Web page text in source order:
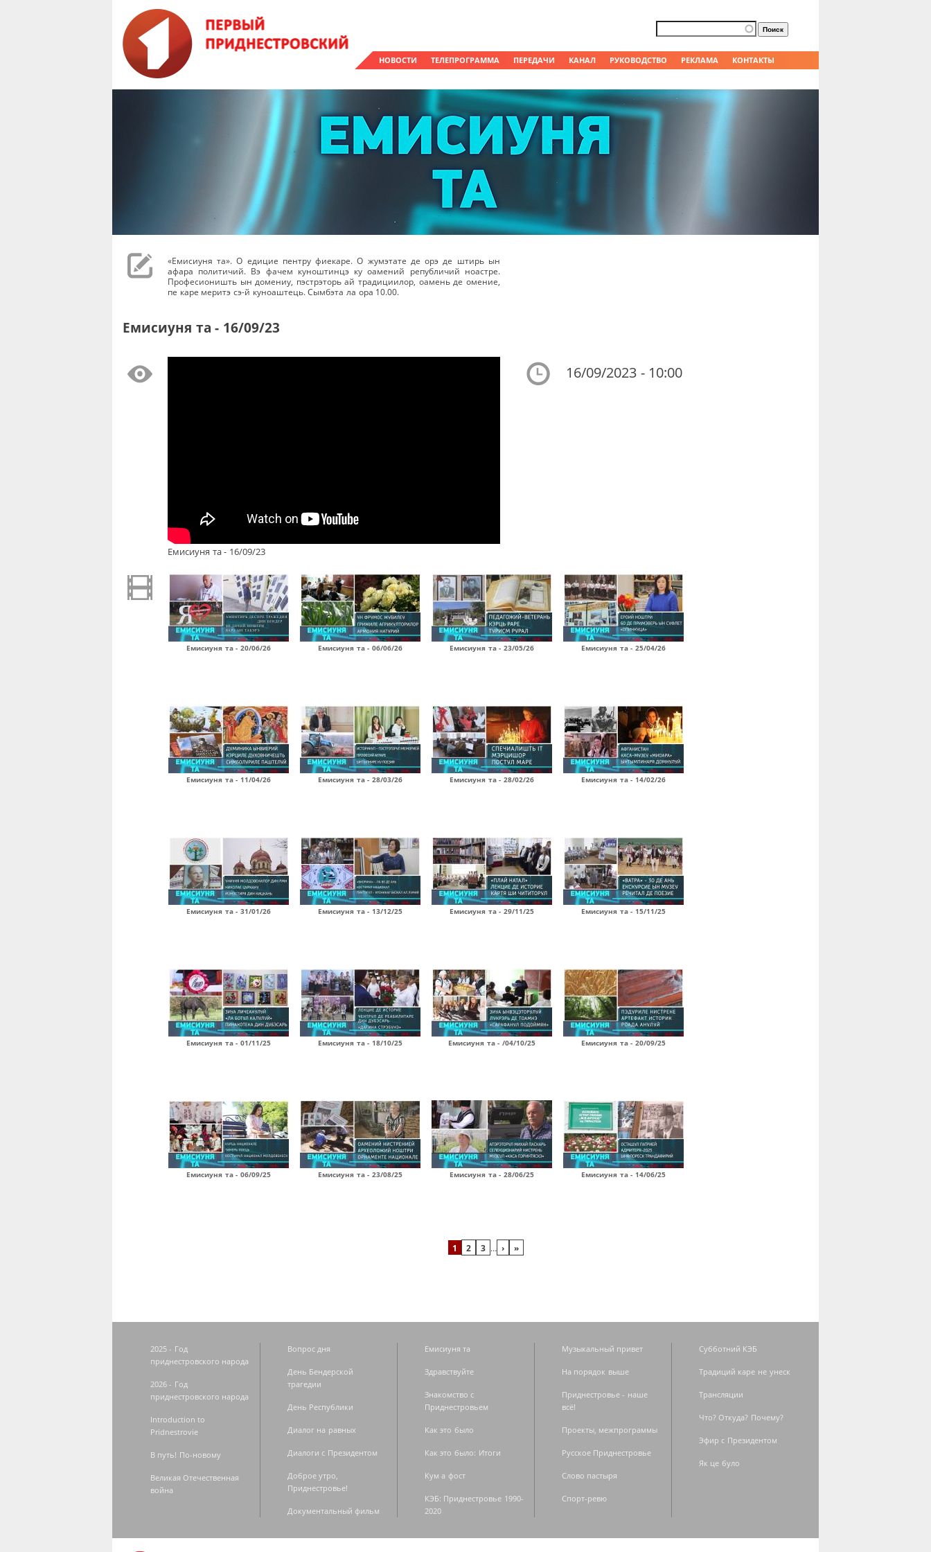
НОВОСТИ ТЕЛЕПРОГРАММА ПЕРЕДАЧИ КАНАЛ РУКОВОДСТВО РЕКЛАМА КОНТАКТЫ
Форма поиска
Поиск
«Емисиуня та». О едицие пентру фиекаре. О жумэтате де орэ де штирь ын
афара политичий. Вэ фачем куноштинцэ ку оамений републичий ноастре.
Професионишть ын домениу, пэстрэторь ай традициилор, оамень де омение,
пе каре меритэ сэ-й куноаштець. Сымбэта ла ора 10.00.
Емисиуня та - 16/09/23
Емисиуня та - 16/09/23
16/09/2023 - 10:00
Емисиуня та - 20/06/26 Емисиуня та - 06/06/26 Емисиуня та - 23/05/26 Емисиуня та - 25/04/26
Емисиуня та - 11/04/26 Емисиуня та - 28/03/26 Емисиуня та - 28/02/26 Емисиуня та - 14/02/26
Емисиуня та - 31/01/26 Емисиуня та - 13/12/25 Емисиуня та - 29/11/25 Емисиуня та - 15/11/25
Емисиуня та - 01/11/25 Емисиуня та - 18/10/25 Емисиуня та - /04/10/25 Емисиуня та - 20/09/25
Емисиуня та - 06/09/25 Емисиуня та - 23/08/25 Емисиуня та - 28/06/25 Емисиуня та - 14/06/25
1 2 3 … › »
2025 - Год
приднестровского народа
2026 - Год
приднестровского народа
Introduction to
Pridnestrovie
В путь! По-новому
Великая Отечественная
война
Вопрос дня
День Бендерской
трагедии
День Республики
Диалог на равных
Диалоги с Президентом
Доброе утро,
Приднестровье!
Документальный фильм
Емисиуня та
Здравствуйте
Знакомство с
Приднестровьем
Как это было
Как это было: Итоги
Кум а фост
КЭБ: Приднестровье 1990-
2020
Музыкальный привет
На порядок выше
Приднестровье - наше
всё!
Проекты, межпрограммы
Русское Приднестровье
Слово пастыря
Спорт-ревю
Субботний КЭБ
Традиций каре не унеск
Трансляции
Что? Откуда? Почему?
Эфир с Президентом
Як це було